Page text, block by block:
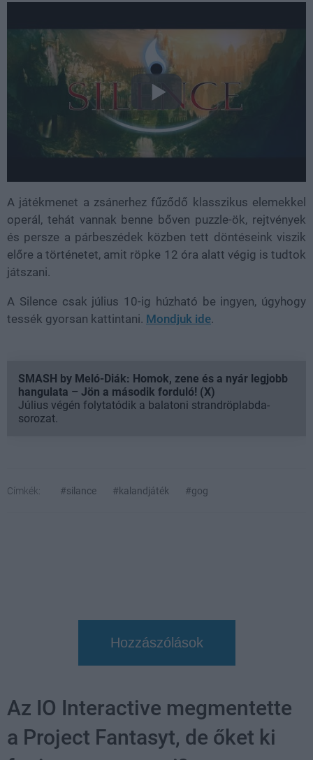
A játékmenet a zsánerhez fűződő klasszikus elemekkel
operál, tehát vannak benne bőven puzzle-ök, rejtvények
és persze a párbeszédek közben tett döntéseink viszik
előre a történetet, amit röpke 12 óra alatt végig is tudtok
játszani.
A Silence csak július 10-ig húzható be ingyen, úgyhogy
tessék gyorsan kattintani. Mondjuk ide.
SMASH by Meló-Diák: Homok, zene és a nyár legjobb
hangulata – Jön a második forduló! (X)
Július végén folytatódik a balatoni strandröplabda-
sorozat.
Címkék: #silance #kalandjáték #gog
Hozzászólások
Az IO Interactive megmentette
a Project Fantasyt, de őket ki